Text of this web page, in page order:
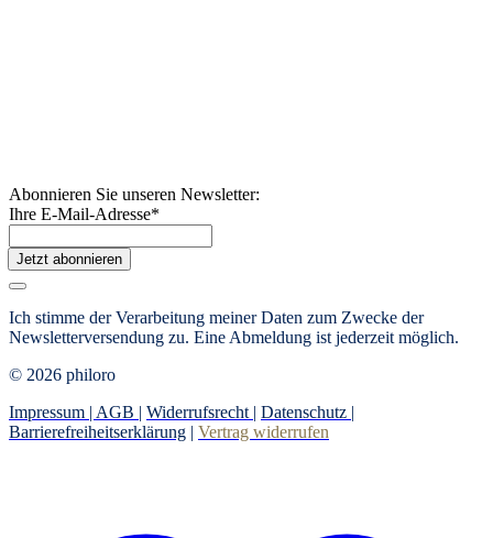
Abonnieren Sie unseren Newsletter:
Ihre E-Mail-Adresse*
Jetzt abonnieren
Ich stimme der Verarbeitung meiner Daten zum Zwecke der
Newsletterversendung zu. Eine Abmeldung ist jederzeit möglich.
© 2026 philoro
Impressum | AGB | Widerrufsrecht | Datenschutz |
Barrierefreiheitserklärung | Vertrag widerrufen